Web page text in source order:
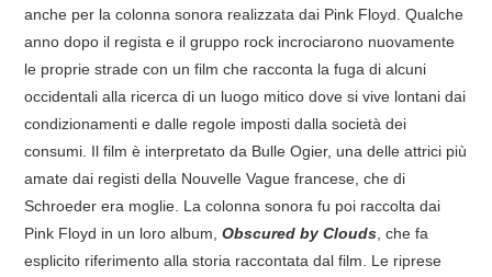
anche per la colonna sonora realizzata dai Pink Floyd. Qualche
anno dopo il regista e il gruppo rock incrociarono nuovamente
le proprie strade con un film che racconta la fuga di alcuni
occidentali alla ricerca di un luogo mitico dove si vive lontani dai
condizionamenti e dalle regole imposti dalla società dei
consumi. Il film è interpretato da Bulle Ogier, una delle attrici più
amate dai registi della Nouvelle Vague francese, che di
Schroeder era moglie. La colonna sonora fu poi raccolta dai
Pink Floyd in un loro album,Obscured by Clouds , che fa
esplicito riferimento alla storia raccontata dal film. Le riprese